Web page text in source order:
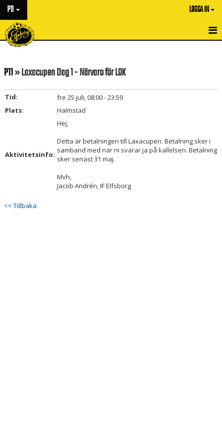
P11 LOGGA IN
HEM
NYHETER
KALENDER
MATCHER
BILDGALLERI
P11» Laxacupen Dag 1 - Närvaro för LOK
Tid:
fre 25 juli, 08:00 - 23:59
Plats:
Halmstad
Aktivitetsinfo:
Hej,
Detta är betalningen till Laxacupen. Betalning sker i
samband med när ni svarar ja på kallelsen. Betalning
sker senast 31 maj.
Mvh,
Jacob Andrén, IF Elfsborg
<< Tillbaka